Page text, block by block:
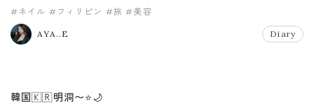
#ネイル #フィリピン #旅 #美容
AYA..E Diary
韓国🇰🇷明洞〜⭐️🌙